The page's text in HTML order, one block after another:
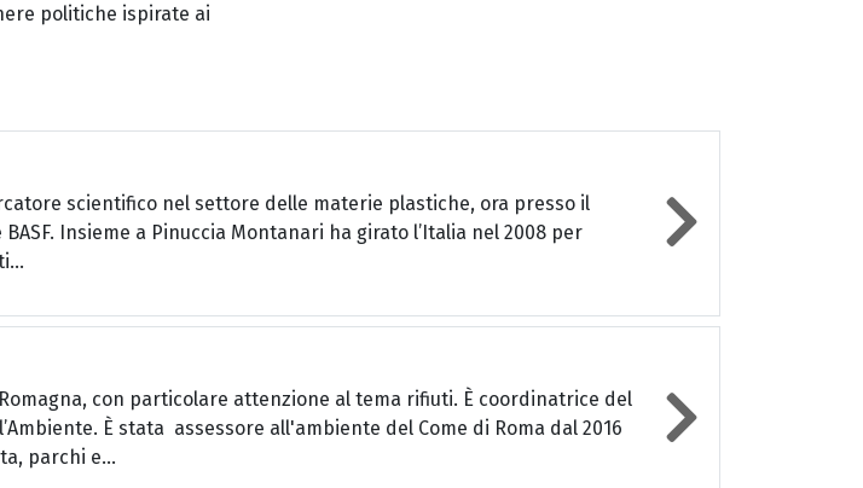
politiche ispirate ai
scientifico nel settore delle materie plastiche, ora presso il
Insieme a Pinuccia Montanari ha girato l’Italia nel 2008 per
con particolare attenzione al tema rifiuti. È coordinatrice del
È stata assessore all'ambiente del Come di Roma dal 2016
parchi e...